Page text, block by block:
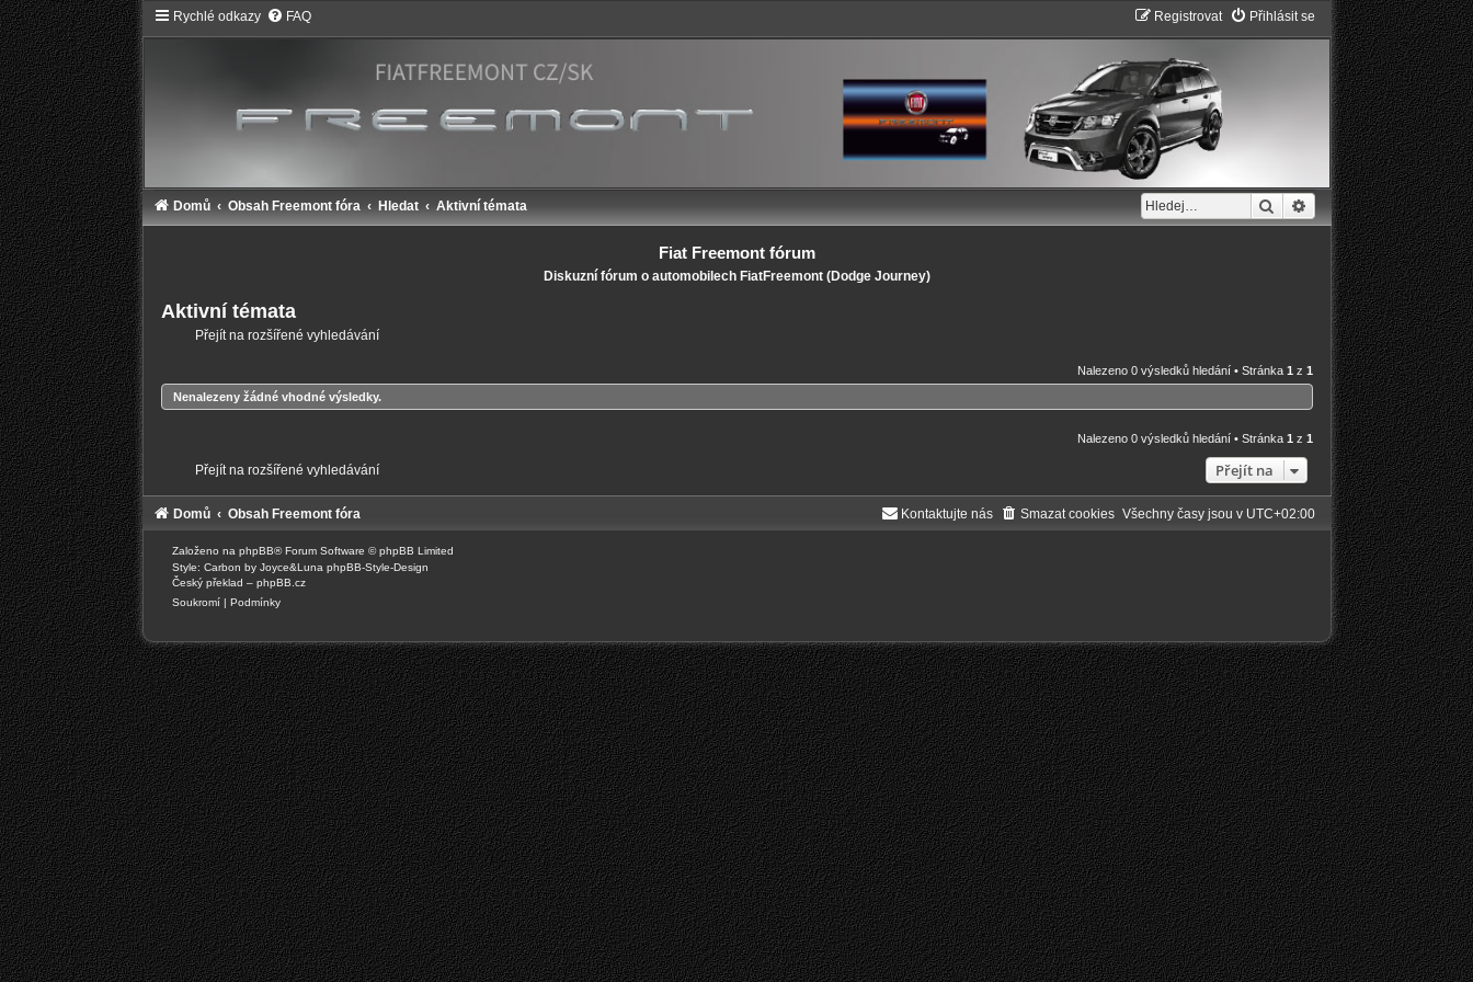
Rychlé odkazy FAQ Přihlásit se
Registrovat
Hledat Pokročilé hledání
Domů Obsah Freemont fóra Hledat Aktivní témata
Fiat Freemont fórum
Diskuzní fórum o automobilech FiatFreemont (Dodge Journey)
Aktivní témata
Přejít na rozšířené vyhledávání
Nalezeno 0 výsledků hledání • Stránka 1 z 1
Nenalezeny žádné vhodné výsledky.
Nalezeno 0 výsledků hledání • Stránka 1 z 1
Přejít na rozšířené vyhledávání Přejít na
Domů Obsah Freemont fóra Všechny časy jsou v UTC+02:00
Smazat cookies
Kontaktujte nás
Založeno na phpBB® Forum Software © phpBB Limited
Style: Carbon by Joyce&Luna phpBB-Style-Design
Český překlad – phpBB.cz
Soukromí | Podmínky